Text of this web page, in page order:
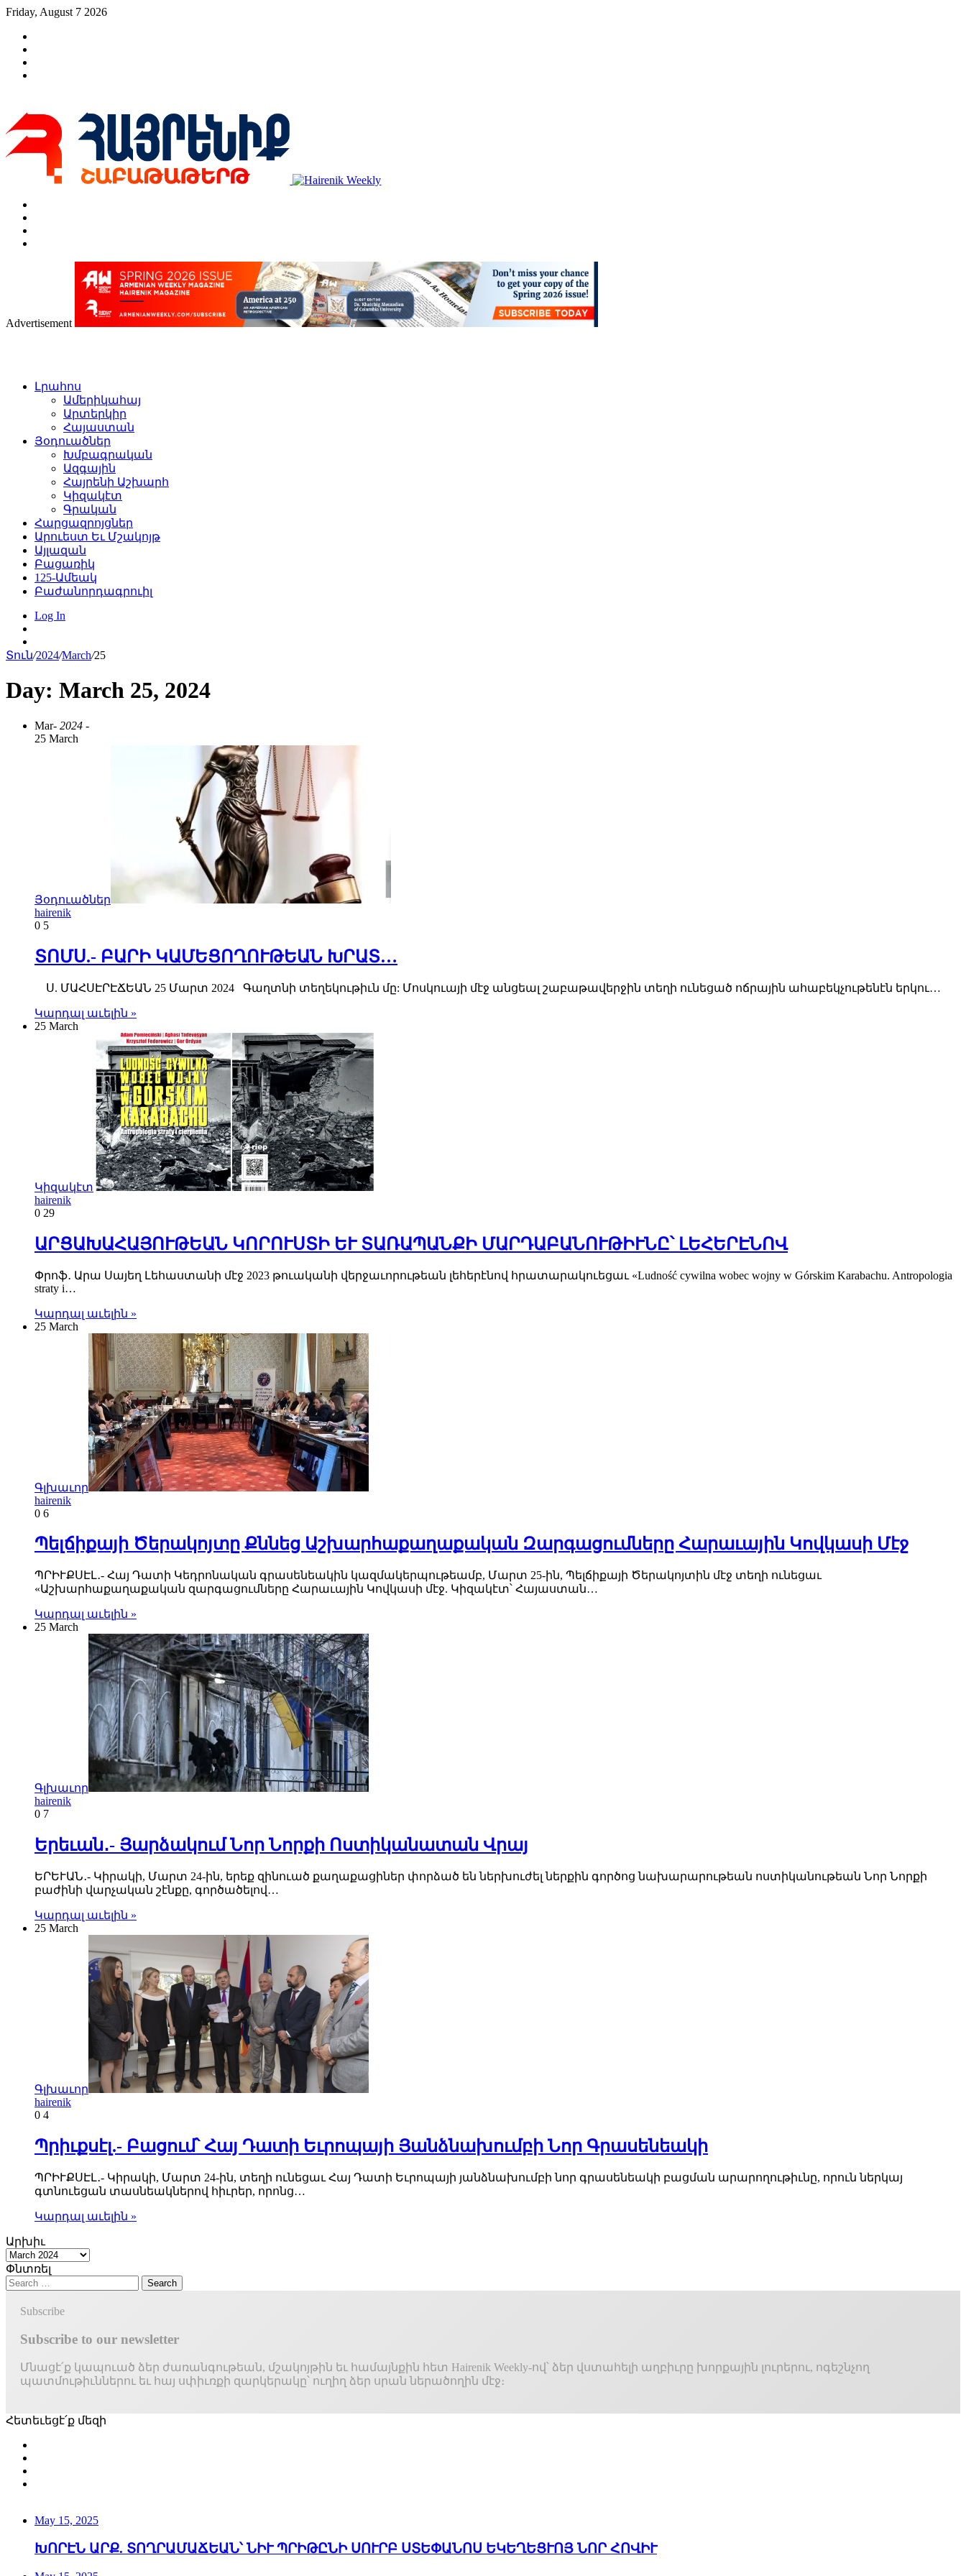
Friday, August 7 2026
Advertisement
Լրահոս
Ամերիկահայ
Արտերկիր
Հայաստան
Յօդուածներ
Խմբագրական
Ազգային
Հայրենի Աշխարհ
Կիզակէտ
Գրական
Հարցազրոյցներ
Արուեստ Եւ Մշակոյթ
Այլազան
Բացառիկ
125-Ամեակ
Բաժանորդագրուիլ
Log In
Տուն/2024/March/25
Day: March 25, 2024
Mar- 2024 -
25 March
Յօդուածներ
hairenik
0 5
ՏՈՄՍ.- ԲԱՐԻ ԿԱՄԵՑՈՂՈՒԹԵԱՆ ԽՐԱՏ…
Ս. ՄԱՀՍԷՐԷՃԵԱՆ 25 Մարտ 2024 Գաղտնի տեղեկութիւն մը: Մոսկուայի մէջ անցեալ շաբաթավերջին տեղի ունեցած ոճրային ահաբեկչութենէն երկու…
Կարդալ աւելին »
25 March
Կիզակէտ
hairenik
0 29
ԱՐՑԱԽԱՀԱՅՈՒԹԵԱՆ ԿՈՐՈՒՍՏԻ ԵՒ ՏԱՌԱՊԱՆՔԻ ՄԱՐԴԱԲԱՆՈՒԹԻՒՆԸ՝ ԼԵՀԵՐԷՆՈՎ
Փրոֆ․ Արա Սայեղ Լեհաստանի մէջ 2023 թուականի վերջաւորութեան լեհերէնով հրատարակուեցաւ «Ludność cywilna wobec wojny w Górskim Karabachu. Antropologia
straty i…
Կարդալ աւելին »
25 March
Գլխաւոր
hairenik
0 6
Պելճիքայի Ծերակոյտը Քննեց Աշխարհաքաղաքական Զարգացումները Հարաւային Կովկասի Մէջ
ՊՐԻՒՔՍԷԼ․- Հայ Դատի Կեդրոնական գրասենեակին կազմակերպութեամբ, Մարտ 25-ին, Պելճիքայի Ծերակոյտին մէջ տեղի ունեցաւ
«Աշխարհաքաղաքական զարգացումները Հարաւային Կովկասի մէջ. Կիզակէտ՝ Հայաստան…
Կարդալ աւելին »
25 March
Գլխաւոր
hairenik
0 7
Երեւան․- Յարձակում Նոր Նորքի Ոստիկանատան Վրայ
ԵՐԵՒԱՆ․- Կիրակի, Մարտ 24-ին, երեք զինուած քաղաքացիներ փորձած են ներխուժել ներքին գործոց նախարարութեան ոստիկանութեան Նոր Նորքի
բաժինի վարչական շէնքը, գործածելով…
Կարդալ աւելին »
25 March
Գլխաւոր
hairenik
0 4
Պրիւքսէլ.- Բացում՝ Հայ Դատի Եւրոպայի Յանձնախումբի Նոր Գրասենեակի
ՊՐԻՒՔՍԷԼ․- Կիրակի, Մարտ 24-ին, տեղի ունեցաւ Հայ Դատի Եւրոպայի յանձնախումբի նոր գրասենեակի բացման արարողութիւնը, որուն ներկայ
գտնուեցան տասնեակներով հիւրեր, որոնց…
Կարդալ աւելին »
Արխիւ
Արխիւ
Փնտռել
Search
for:
Subscribe
Subscribe to our newsletter
Մնացէ՛ք կապուած ձեր ժառանգութեան, մշակոյթին եւ համայնքին հետ Hairenik Weekly-ով՝ ձեր վստահելի աղբիւրը խորքային լուրերու, ոգեշնչող
պատմութիւններու եւ հայ սփիւռքի զարկերակը՝ ուղիղ ձեր սրան ներածողին մէջ։
Հետեւեցէ՛ք մեզի
May 15, 2025
ԽՈՐԷՆ ԱՐՔ. ՏՈՂՐԱՄԱՃԵԱՆ՝ ՆԻՒ ՊՐԻԹԸՆԻ ՍՈՒՐԲ ՍՏԵՓԱՆՈՍ ԵԿԵՂԵՑՒՈՅ ՆՈՐ ՀՈՎԻՒ